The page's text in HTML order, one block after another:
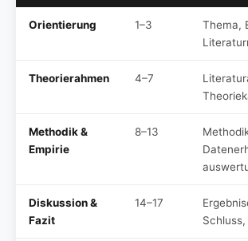
Orientierung 1–3
Thema,
Theorierahmen 4–7
Methodik &
Empirie
8–13
Diskussion &
Fazit
14–17